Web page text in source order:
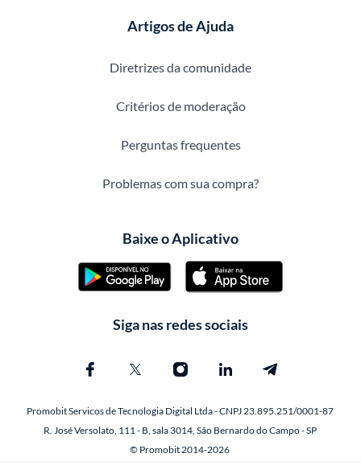
Artigos de Ajuda
Diretrizes da comunidade
Critérios de moderação
Perguntas frequentes
Problemas com sua compra?
Baixe o Aplicativo
Siga nas redes sociais
Promobit Servicos de Tecnologia Digital Ltda - CNPJ 23.895.251/0001-87
R. José Versolato, 111 - B, sala 3014, São Bernardo do Campo - SP
© Promobit 2014-2026